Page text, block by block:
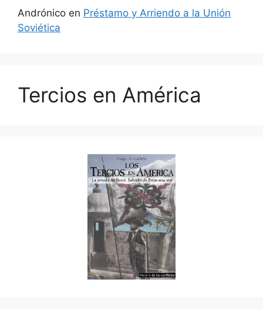
Andrónico en Préstamo y Arriendo a la Unión
Soviética
Tercios en América